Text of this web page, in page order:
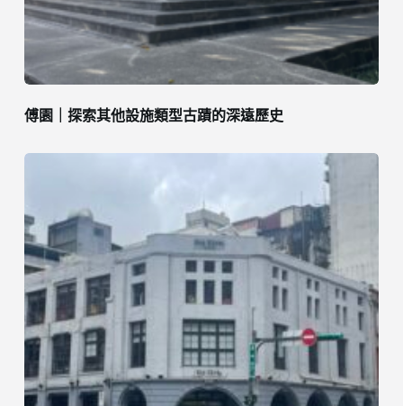
傅園｜探索其他設施類型古蹟的深遠歷史